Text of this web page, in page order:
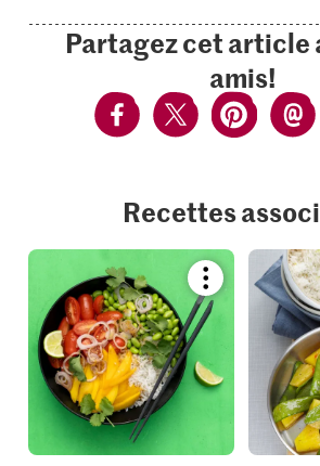
Partagez cet article
amis!
Recettes
Bookmark
recipe
or
to
your